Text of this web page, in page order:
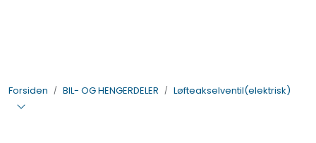
Forsiden BIL- OG HENGERDELER Løfteakselventil(elektrisk)
ELEKTRISK